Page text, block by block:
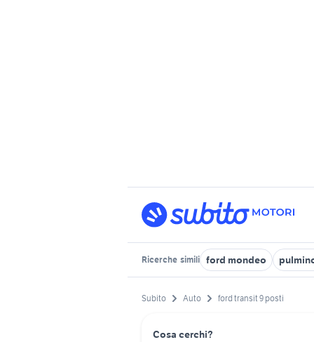
Ricerche simili ford mondeo
Subito Auto ford transit 9 posti
Cosa cerchi?